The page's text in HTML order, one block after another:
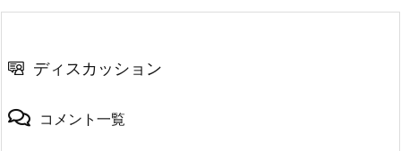
ディスカッション
コメント一覧